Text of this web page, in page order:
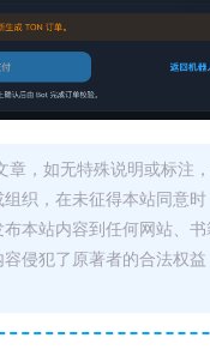
章，如无特殊说明或标注
织，在未征得本站同意时
本站内容到任何网站、
侵犯了原著者的合法权